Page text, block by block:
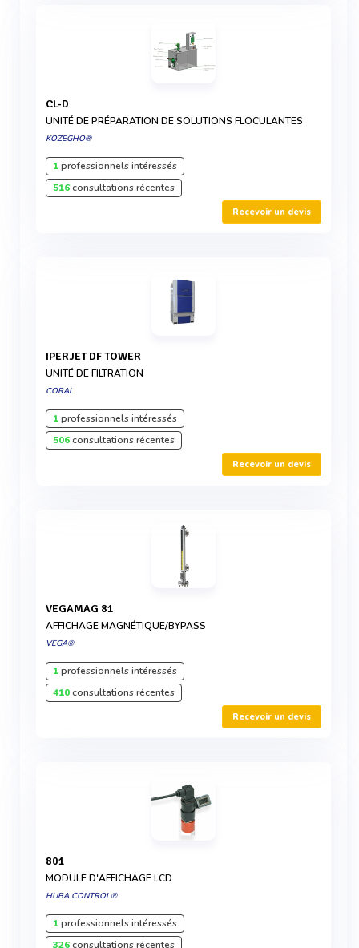
CL-D
UNITÉ DE PRÉPARATION DE SOLUTIONS FLOCULANTES
KOZEGHO®
1professionnels intéressés
516consultations récentes
Recevoir un devis
IPERJET DF TOWER
UNITÉ DE FILTRATION
CORAL
1professionnels intéressés
506consultations récentes
Recevoir un devis
VEGAMAG 81
AFFICHAGE MAGNÉTIQUE/BYPASS
VEGA®
1professionnels intéressés
410consultations récentes
Recevoir un devis
801
MODULE D'AFFICHAGE LCD
HUBA CONTROL®
1professionnels intéressés
326consultations récentes